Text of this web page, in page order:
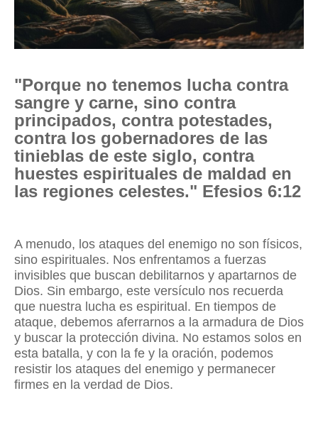
"Porque no tenemos lucha contra
sangre y carne, sino contra
principados, contra potestades,
contra los gobernadores de las
tinieblas de este siglo, contra
huestes espirituales de maldad en
las regiones celestes." Efesios 6:12
A menudo, los ataques del enemigo no son físicos,
sino espirituales. Nos enfrentamos a fuerzas
invisibles que buscan debilitarnos y apartarnos de
Dios. Sin embargo, este versículo nos recuerda
que nuestra lucha es espiritual. En tiempos de
ataque, debemos aferrarnos a la armadura de Dios
y buscar la protección divina. No estamos solos en
esta batalla, y con la fe y la oración, podemos
resistir los ataques del enemigo y permanecer
firmes en la verdad de Dios.